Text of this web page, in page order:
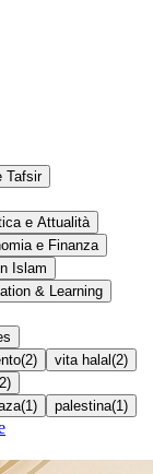
Tafsir
e Attualità
e Finanza
Islam
& Learning
(2) vita halal (2)
2)
(1 ) palestina(1 )